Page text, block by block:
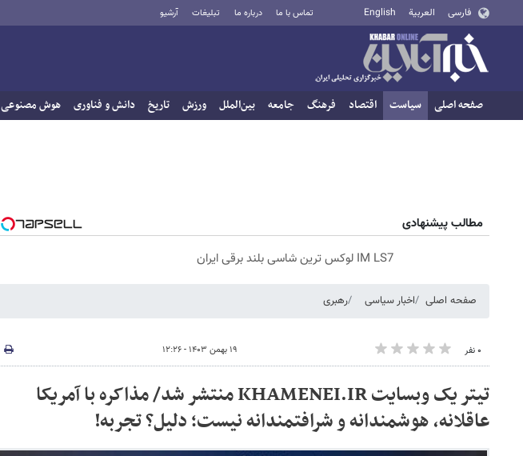
فارسی العربية English تماس با ما درباره ما تبلیغات آرشیو
صفحه اصلی سیاست اقتصاد فرهنگ جامعه بین‌الملل ورزش تاریخ دانش و فناوری هوش مصنوعی
مطالب پیشنهادی
IM LS7 لوکس ترین شاسی بلند برقی ایران
صفحه اصلی اخبار سیاسی رهبری
۰ نفر ۱۹ بهمن ۱۴۰۳ - ۱۲:۲۶
تیتر یک وبسایت KHAMENEI.IR منتشر شد/ مذاکره با آمریکا
عاقلانه، هوشمندانه و شرافتمندانه نیست؛ دلیل؟ تجربه!